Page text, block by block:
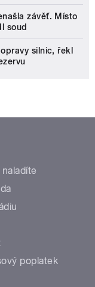
závěť. Místo
soud
silnic, řekl
poplatek